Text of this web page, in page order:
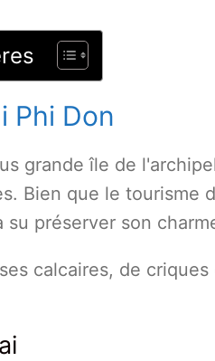
Phi Don
grande île de
Bien que le tourisme
su préserver son
calcaires, de